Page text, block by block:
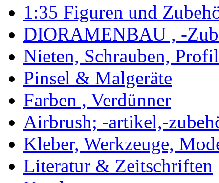
1:35 Figuren und
DIORAMENBAU , -
Nieten, Schrauben,
Pinsel & Malgeräte
Farben , Verdünner
Airbrush; -artikel,-
Kleber, Werkzeuge,
Literatur & Zeitschriften